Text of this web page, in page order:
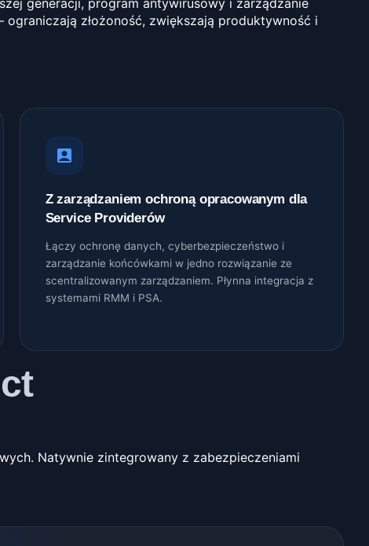
złożoność, zwiększają produktywność i
Z zarządzaniem ochroną opracowanym dla
Service Providerów
Łączy ochronę danych, cyberbezpieczeństwo i
zarządzanie końcówkami w jedno rozwiązanie ze
scentralizowanym zarządzaniem. Płynna integracja z
systemami RMM i PSA.
Natywnie zintegrowany z zabezpieczeniami